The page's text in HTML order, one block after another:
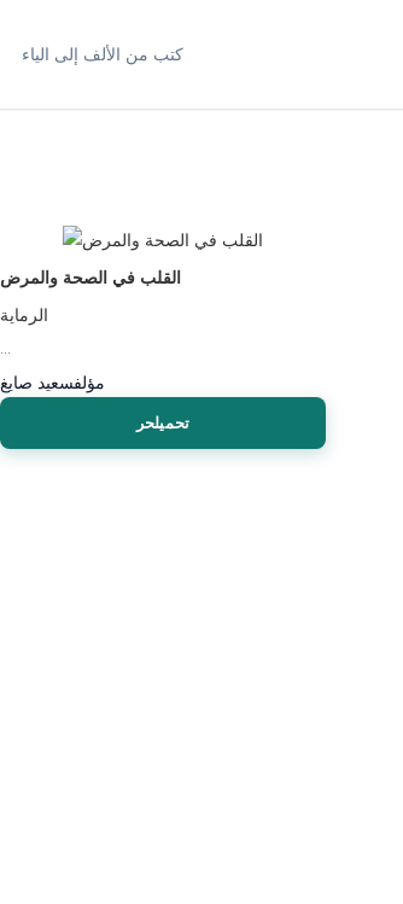
كتب من الألف إلى الياء
القلب في الصحة والمرض
الرماية
مؤلفسعيد صايغ
تحميلحر